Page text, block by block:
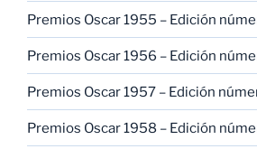
Premios Oscar 1955 – Edición
Premios Oscar 1956 – Edición
Premios Oscar 1957 – Edición
Premios Oscar 1958 – Edición